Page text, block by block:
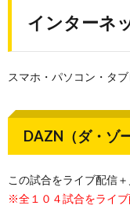
インターネ
スマホ・パソコン・タ
DAZN（ダ・ゾ
この試合をライブ配信＋
※全１０４試合をライブ